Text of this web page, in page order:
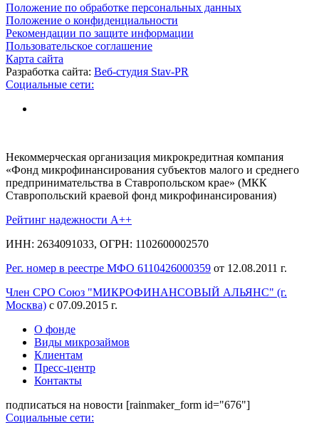
Положение по обработке персональных данных
Положение о конфиденциальности
Рекомендации по защите информации
Пользовательское соглашение
Карта сайта
Разработка сайта: Веб-студия Stav-PR
Социальные сети:
Некоммерческая организация микрокредитная компания
«Фонд микрофинансирования субъектов малого и среднего
предпринимательства в Ставропольском крае» (МКК
Ставропольский краевой фонд микрофинансирования)
Рейтинг надежности A++
ИНН: 2634091033, ОГРН: 1102600002570
Рег. номер в реестре МФО 6110426000359 от 12.08.2011 г.
Член СРО Союз "МИКРОФИНАНСОВЫЙ АЛЬЯНС" (г.
Москва) с 07.09.2015 г.
О фонде
Виды микрозаймов
Клиентам
Пресс-центр
Контакты
подписаться на новости [rainmaker_form id="676"]
Социальные сети: